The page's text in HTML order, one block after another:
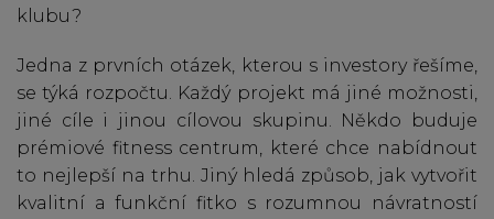
klubu?
Jedna z prvních otázek, kterou s investory řešíme,
se týká rozpočtu. Každý projekt má jiné možnosti,
jiné cíle i jinou cílovou skupinu. Někdo buduje
prémiové fitness centrum, které chce nabídnout
to nejlepší na trhu. Jiný hledá způsob, jak vytvořit
kvalitní a funkční fitko s rozumnou návratností